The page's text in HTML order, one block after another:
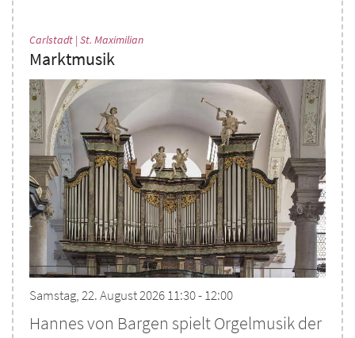
Carlstadt | St. Maximilian:
Marktmusik
Samstag, 22. August 2026 11:30 - 12:00
Hannes von Bargen spielt Orgelmusik der